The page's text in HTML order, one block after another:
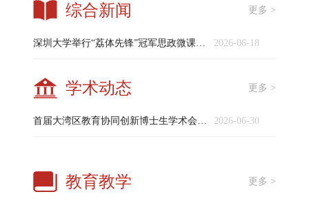
综合新闻 更多 >
2026-06-18
学术动态 更多 >
2026-06-30
教育教学 更多 >